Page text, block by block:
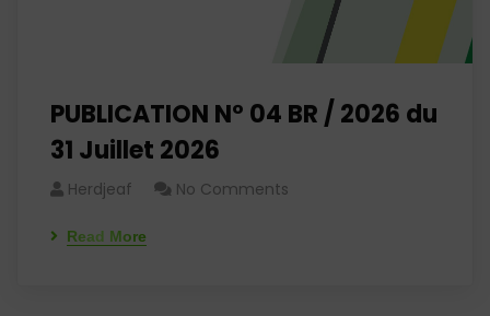
PUBLICATION N° 04 BR / 2026 du
31 Juillet 2026
Herdjeaf No Comments
Read More